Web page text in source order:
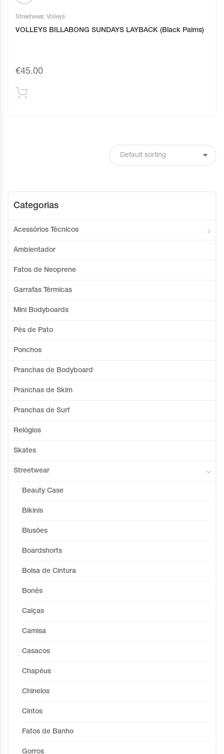
Streetwear, Volleys
VOLLEYS BILLABONG SUNDAYS LAYBACK (Black Palms)
€45.00
Categorias
Acessórios Técnicos
Ambientador
Fatos de Neoprene
Garrafas Térmicas
Mini Bodyboards
Pés de Pato
Ponchos
Pranchas de Bodyboard
Pranchas de Skim
Pranchas de Surf
Relógios
Skates
Streetwear
Beauty Case
Bikinis
Blusões
Boardshorts
Bolsa de Cintura
Bonés
Calças
Camisa
Casacos
Chapéus
Chinelos
Cintos
Fatos de Banho
Gorros